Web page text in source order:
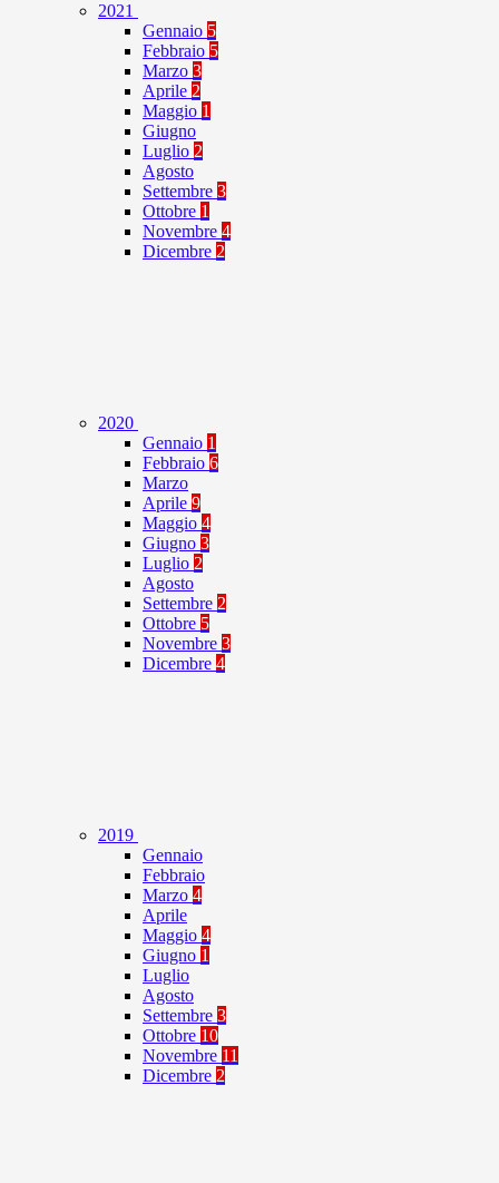
2021
Gennaio 5
Febbraio 5
Marzo 3
Aprile 2
Maggio 1
Giugno
Luglio 2
Agosto
Settembre 3
Ottobre 1
Novembre 4
Dicembre 2
2020
Gennaio 1
Febbraio 6
Marzo
Aprile 9
Maggio 4
Giugno 3
Luglio 2
Agosto
Settembre 2
Ottobre 5
Novembre 3
Dicembre 4
2019
Gennaio
Febbraio
Marzo 4
Aprile
Maggio 4
Giugno 1
Luglio
Agosto
Settembre 3
Ottobre 10
Novembre 11
Dicembre 2